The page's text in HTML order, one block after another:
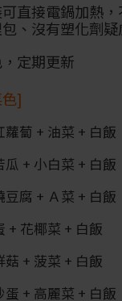
直接電鍋加熱，
、沒有塑化劑
定期更新
]
蔔 + 油菜​ + 白飯
+ 小白菜​ + 白飯
腐 + Ａ菜​ + 白飯
+ 花椰菜​ + 白飯
+ 菠菜​ + 白飯
+ 高麗菜 ​+ 白飯